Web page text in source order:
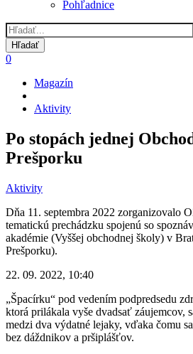
Pohľadnice
0
Omrvinka
Magazín
Aktivity
Po stopách jednej
Prešporku
Aktivity
Dňa 11. septembra 2022 zorganizovalo
tematickú prechádzku spojenú so
akadémie (Vyššej obchodnej školy) v
Prešporku).
22. 09. 2022, 10:40
„Špacírku“ pod vedením podpredsedu
ktorá prilákala vyše dvadsať záujemcov,
medzi dva výdatné lejaky, vďaka čomu
bez dáždnikov a pršiplášťov.